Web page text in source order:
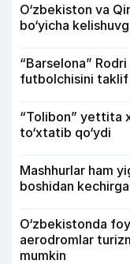
O‘zbekiston va
bo‘yicha
“Barselona”
futbolchisini
“Tolibon” yettita
to‘xtatib qo‘ydi
Mashhurlar ham
boshidan
O‘zbekistonda
aerodromlar
mumkin